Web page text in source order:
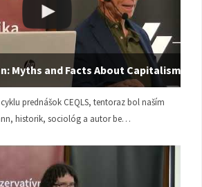
Myths and Facts About Capitalism
prednášok CEQLS, tentoraz bol naším
historik, sociológ a autor be…